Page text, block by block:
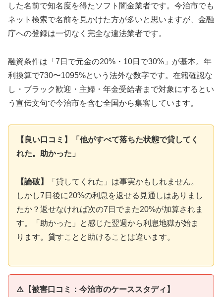
した名前で知名度を得たソフト闇金業者です。今治市でも
ネット検索で名前を見かけた方が多いと思いますが、金融
庁への登録は一切なく完全な違法業者です。
融資条件は「7日で元金の20%・10日で30%」が基本。年
利換算で730〜1095%という法外な数字です。在籍確認な
し・ブラック歓迎・主婦・年金受給者まで対象にするとい
う宣伝文句で今治市を含む全国から集客しています。
【良い口コミ】「他がすべて落ちた状態で貸してく
れた。助かった」
【論破】
「貸してくれた」は事実かもしれません。
しかし7日後に20%の利息を返せる見通しはありまし
たか？返せなければ次の7日でまた20%が加算されま
す。「助かった」と感じた翌週から利息地獄が始ま
ります。貸すことと助けることは違います。
⚠️【被害口コミ：今治市のケーススタディ】